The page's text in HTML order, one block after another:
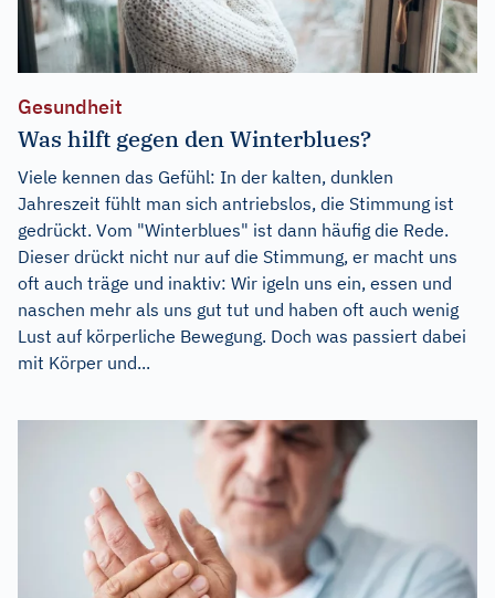
Gesundheit
Was hilft gegen den Winterblues?
Viele kennen das Gefühl: In der kalten, dunklen
Jahreszeit fühlt man sich antriebslos, die Stimmung ist
gedrückt. Vom "Winterblues" ist dann häufig die Rede.
Dieser drückt nicht nur auf die Stimmung, er macht uns
oft auch träge und inaktiv: Wir igeln uns ein, essen und
naschen mehr als uns gut tut und haben oft auch wenig
Lust auf körperliche Bewegung. Doch was passiert dabei
mit Körper und...